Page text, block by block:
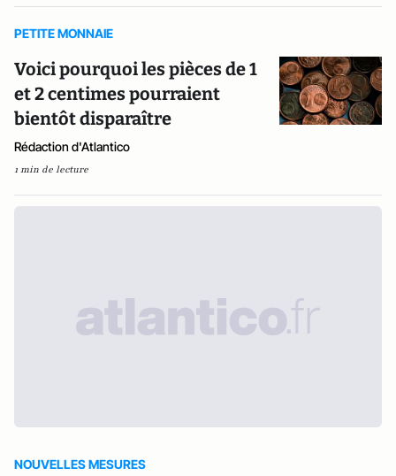
PETITE MONNAIE
Voici pourquoi les pièces de 1
et 2 centimes pourraient
bientôt disparaître
Rédaction d'Atlantico
1 min de lecture
NOUVELLES MESURES